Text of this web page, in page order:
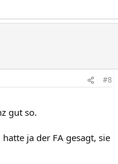
#8
gut so.
ja der FA gesagt, sie